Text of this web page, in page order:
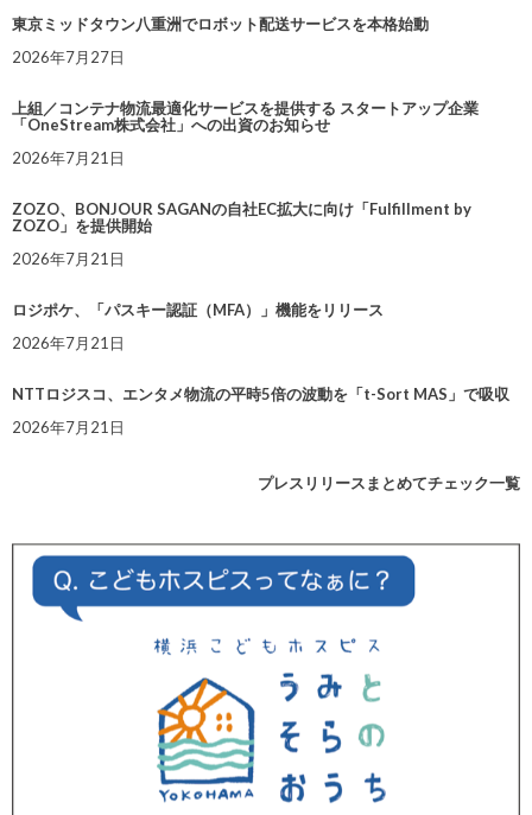
東京ミッドタウン八重洲でロボット配送サービスを本格始動
2026年7月27日
上組／コンテナ物流最適化サービスを提供する スタートアップ企業
「OneStream株式会社」への出資のお知らせ
2026年7月21日
ZOZO、BONJOUR SAGANの自社EC拡大に向け「Fulfillment by
ZOZO」を提供開始
2026年7月21日
ロジポケ、「パスキー認証（MFA）」機能をリリース
2026年7月21日
NTTロジスコ、エンタメ物流の平時5倍の波動を「t-Sort MAS」で吸収
2026年7月21日
プレスリリースまとめてチェック一覧